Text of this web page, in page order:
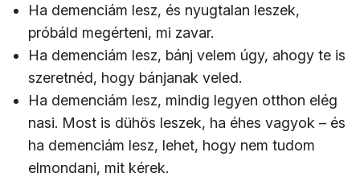
Ha demenciám lesz, és nyugtalan leszek,
próbáld megérteni, mi zavar.
Ha demenciám lesz, bánj velem úgy, ahogy te is
szeretnéd, hogy bánjanak veled.
Ha demenciám lesz, mindig legyen otthon elég
nasi. Most is dühös leszek, ha éhes vagyok – és
ha demenciám lesz, lehet, hogy nem tudom
elmondani, mit kérek.